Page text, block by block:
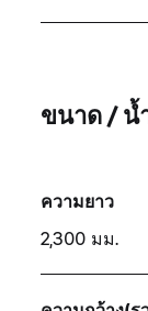
ขนาด / น้
ความยาว
2,300 มม.